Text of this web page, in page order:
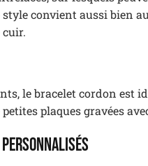
convient aussi bien
cuir.
le bracelet cordon est
plaques gravées